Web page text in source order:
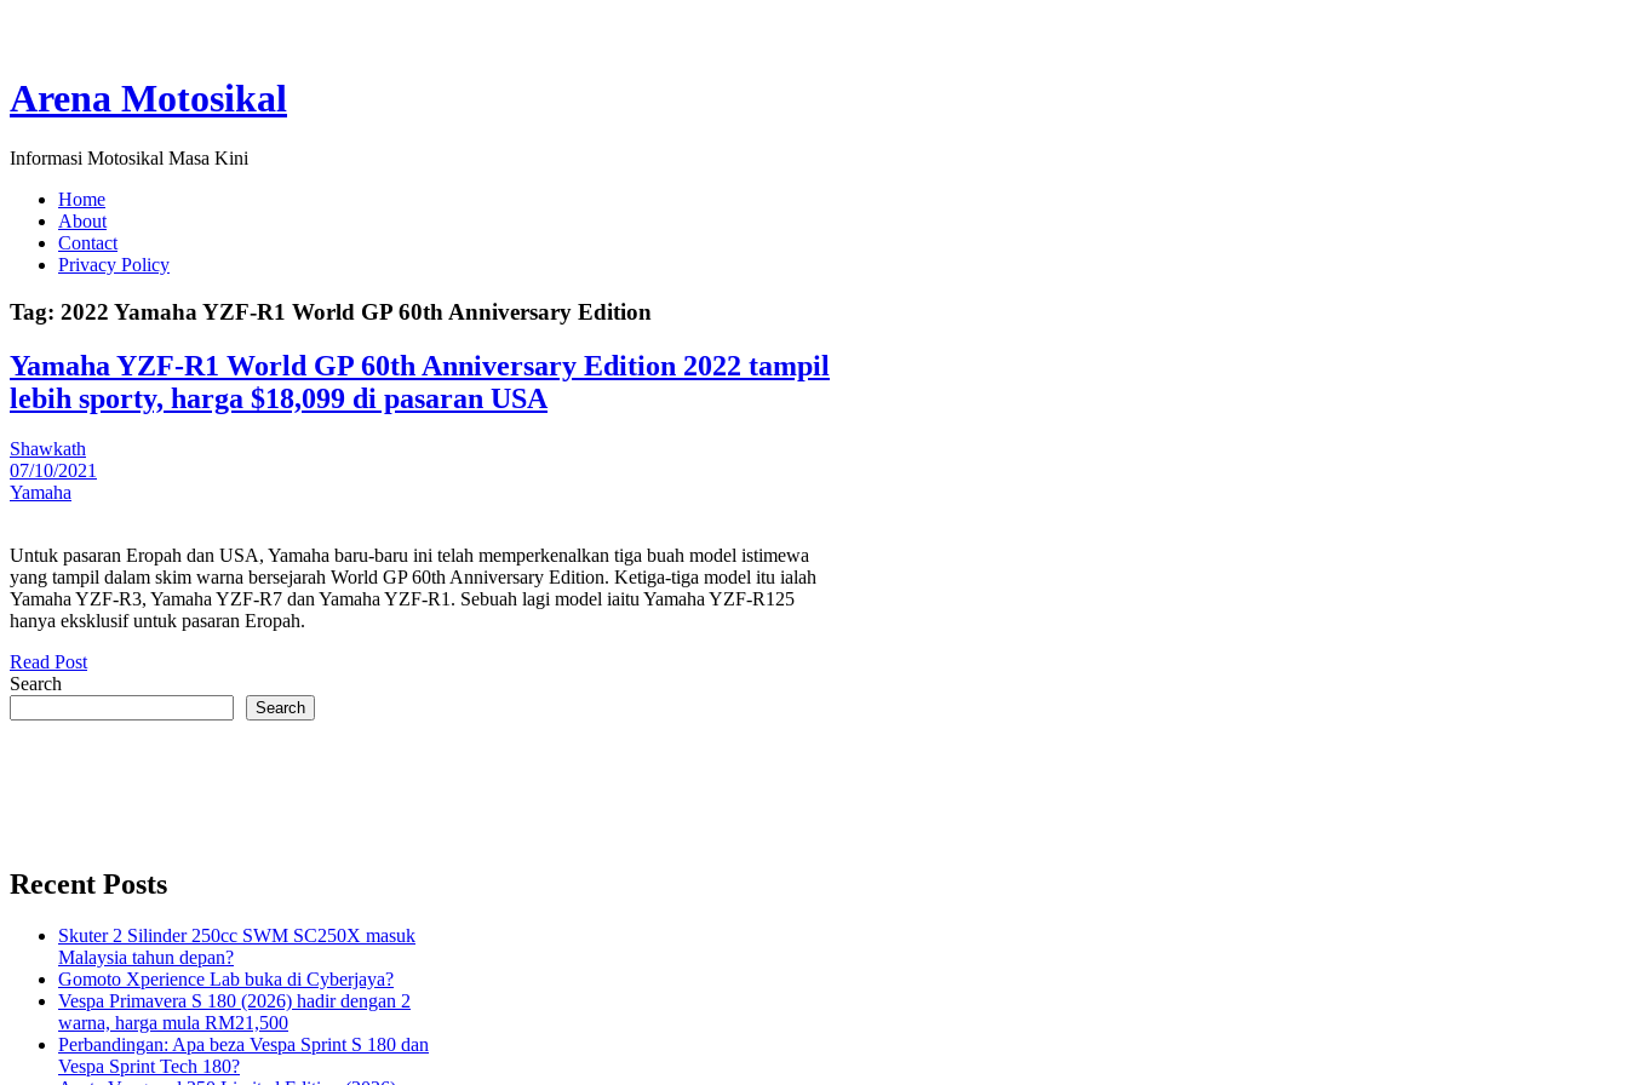
Arena Motosikal
Informasi Motosikal Masa Kini
Home
About
Contact
Privacy Policy
Tag: 2022 Yamaha YZF-R1 World GP 60th Anniversary Edition
Yamaha YZF-R1 World GP 60th Anniversary Edition 2022 tampil
lebih sporty, harga $18,099 di pasaran USA
Shawkath
07/10/2021
Yamaha
Untuk pasaran Eropah dan USA, Yamaha baru-baru ini telah memperkenalkan tiga buah model istimewa
yang tampil dalam skim warna bersejarah World GP 60th Anniversary Edition. Ketiga-tiga model itu ialah
Yamaha YZF-R3, Yamaha YZF-R7 dan Yamaha YZF-R1. Sebuah lagi model iaitu Yamaha YZF-R125
hanya eksklusif untuk pasaran Eropah.
Read Post
Search
Search
Recent Posts
Skuter 2 Silinder 250cc SWM SC250X masuk
Malaysia tahun depan?
Gomoto Xperience Lab buka di Cyberjaya?
Vespa Primavera S 180 (2026) hadir dengan 2
warna, harga mula RM21,500
Perbandingan: Apa beza Vespa Sprint S 180 dan
Vespa Sprint Tech 180?